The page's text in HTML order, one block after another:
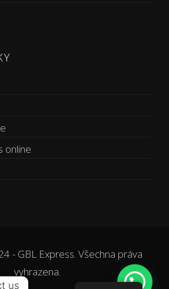
online
- GBL Express. Všechna práva
vyhrazena.
us